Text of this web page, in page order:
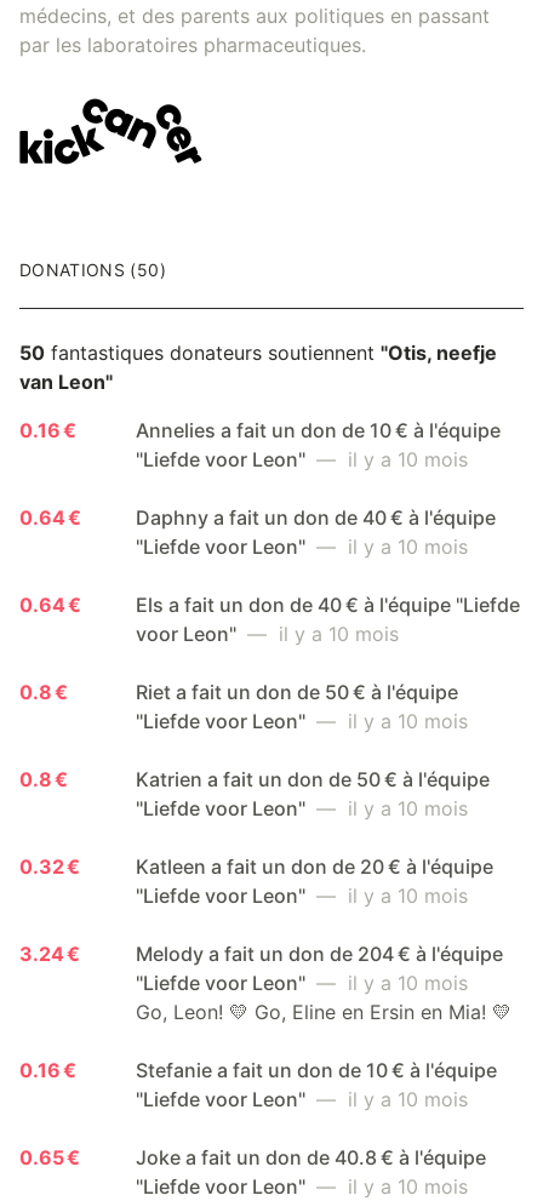
médecins, et des parents aux politiques en passant
par les laboratoires pharmaceutiques.
DONATIONS (50)
50 fantastiques donateurs soutiennent "Otis, neefje
van Leon"
0.16 €
Annelies a fait un don de 10 € à l'équipe
"Liefde voor Leon" — il y a 10 mois
0.64 €
Daphny a fait un don de 40 € à l'équipe
"Liefde voor Leon" — il y a 10 mois
0.64 €
Els a fait un don de 40 € à l'équipe "Liefde
voor Leon" — il y a 10 mois
0.8 €
Riet a fait un don de 50 € à l'équipe
"Liefde voor Leon" — il y a 10 mois
0.8 €
Katrien a fait un don de 50 € à l'équipe
"Liefde voor Leon" — il y a 10 mois
0.32 €
Katleen a fait un don de 20 € à l'équipe
"Liefde voor Leon" — il y a 10 mois
3.24 €
Melody a fait un don de 204 € à l'équipe
"Liefde voor Leon" — il y a 10 mois
Go, Leon! 💛 Go, Eline en Ersin en Mia! 💛
0.16 €
Stefanie a fait un don de 10 € à l'équipe
"Liefde voor Leon" — il y a 10 mois
0.65 €
Joke a fait un don de 40.8 € à l'équipe
"Liefde voor Leon" — il y a 10 mois